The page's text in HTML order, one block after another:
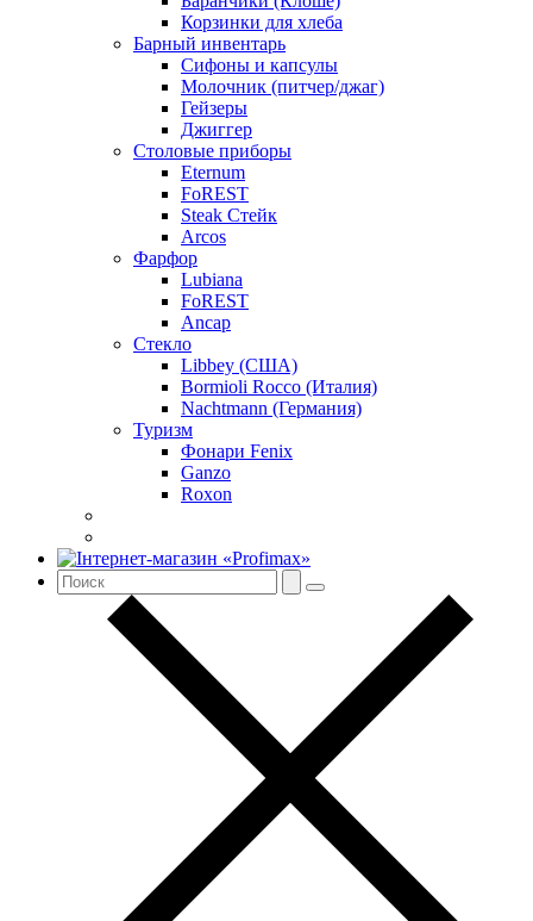
Корзинки для хлеба
Барный инвентарь
Сифоны и капсулы
Молочник (питчер/джаг)
Гейзеры
Джиггер
Столовые приборы
Eternum
FoREST
Steak Стейк
Arcos
Фарфор
Lubiana
FoREST
Ancap
Стекло
Libbey (США)
Bormioli Rocco (Италия)
Nachtmann (Германия)
Туризм
Фонари Fenix
Ganzo
Roxon